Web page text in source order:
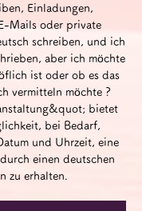
Einladungen,
Mails oder private
schreiben, und ich
aber ich möchte
ist oder ob es das
vermitteln möchte ?
bietet
bei Bedarf,
und Uhrzeit, eine
einen deutschen
zu erhalten.